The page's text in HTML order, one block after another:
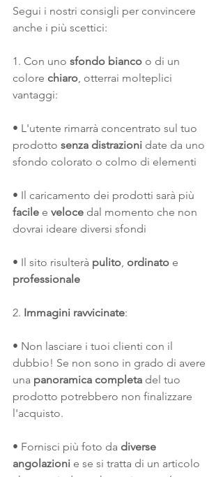
Segui i nostri consigli per convincere
anche i più scettici:
1. Con uno sfondo bianco o di un
colore chiaro, otterrai molteplici
vantaggi:
• L'utente rimarrà concentrato sul tuo
prodotto senza distrazioni date da uno
sfondo colorato o colmo di elementi
• Il caricamento dei prodotti sarà più
facile e veloce dal momento che non
dovrai ideare diversi sfondi
• Il sito risulterà pulito, ordinato e
professionale
2. Immagini ravvicinate:
• Non lasciare i tuoi clienti con il
dubbio! Se non sono in grado di avere
una panoramica completa del tuo
prodotto potrebbero non finalizzare
l'acquisto.
• Fornisci più foto da diverse
angolazioni e se si tratta di un articolo